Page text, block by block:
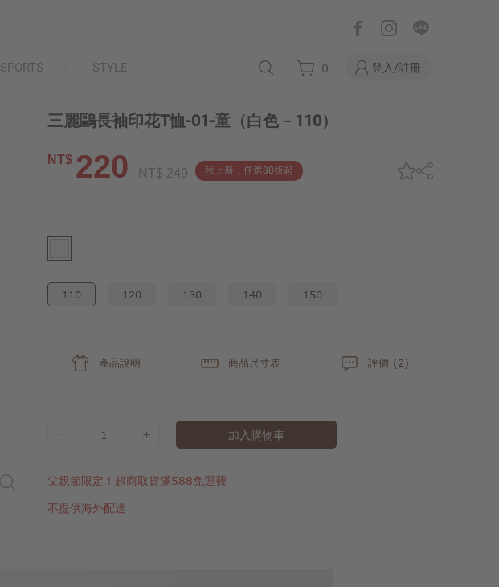
SPORTS STYLE 0 登入/註冊
三麗鷗長袖印花T恤-01-童 （白色－110）
NT$ 220 NT$ 249 秋上新．任選88折起
110 120 130 140 150
產品說明 商品尺寸表 評價 (2)
1 加入購物車
父親節限定！超商取貨滿588免運費
不提供海外配送